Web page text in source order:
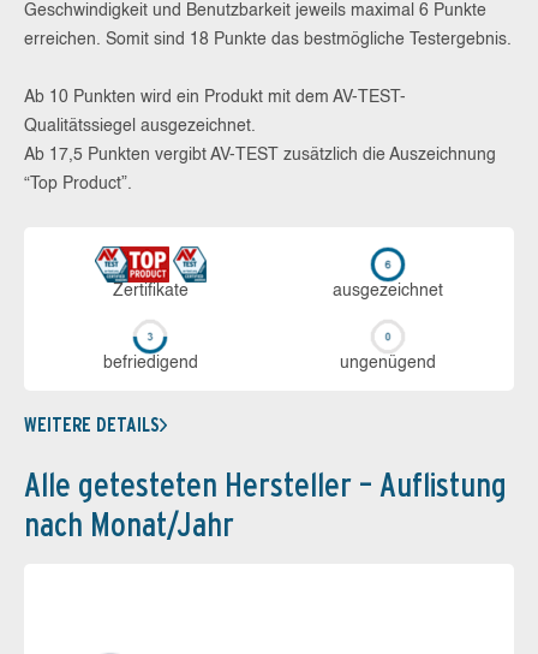
Geschwindigkeit und Benutzbarkeit jeweils maximal 6 Punkte
erreichen. Somit sind 18 Punkte das bestmögliche Testergebnis.
Ab 10 Punkten wird ein Produkt mit dem AV-TEST-
Qualitätssiegel ausgezeichnet.
Ab 17,5 Punkten vergibt AV-TEST zusätzlich die Auszeichnung
“Top Product”.
Zerti­fikate aus­ge­zeich­net
be­frie­di­gend un­ge­nü­gend
WEITERE DETAILS
Alle getesteten Hersteller – Auflistung
nach Monat/Jahr